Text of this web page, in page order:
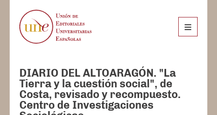
DIARIO DEL ALTOARAGÓN. "La
Tierra y la cuestión social", de
Costa, revisado y recompuesto.
Centro de Investigaciones